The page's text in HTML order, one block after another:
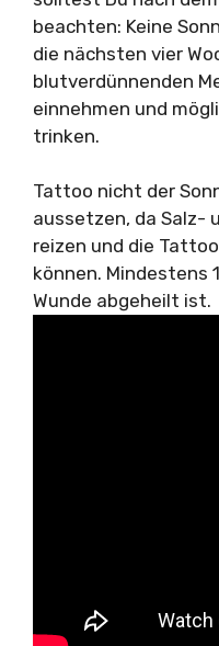
beachten: Keine
die nächsten vier
blutverdünnenden
einnehmen und
trinken.
Tattoo nicht der
aussetzen, da Salz-
reizen und die
können. Mindestens
Wunde abgeheilt ist.